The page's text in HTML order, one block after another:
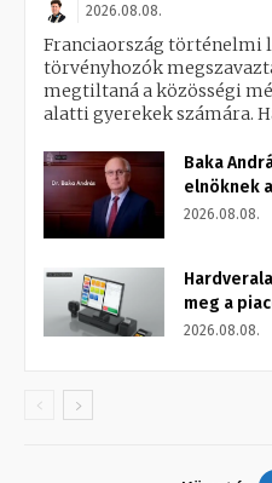
2026.08.08.
Franciaország történelmi
törvényhozók
megtiltaná a közösségi
alatti gyerekek számára.
Baka
elnöknek
2026.08.08.
meg a
2026.08.08.